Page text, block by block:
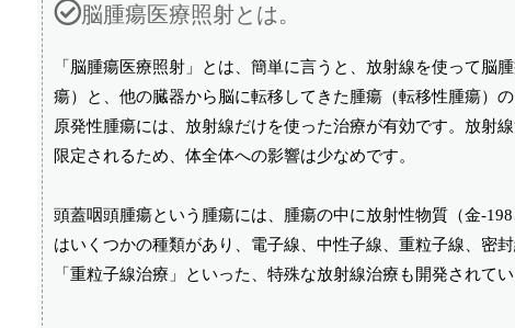
脳腫瘍医療照射とは。
「脳腫瘍医療照射」とは、簡単に言うと、放射線を使って
瘍）と、他の臓器から脳に転移してきた腫瘍（転移性腫瘍）
原発性腫瘍には、放射線だけを使った治療が有効です。放射
限定されるため、体全体への影響は少なめです。
頭蓋咽頭腫瘍という腫瘍には、腫瘍の中に放射性物質（金-
はいくつかの種類があり、電子線、中性子線、重粒子線、密
「重粒子線治療」といった、特殊な放射線治療も開発されてい